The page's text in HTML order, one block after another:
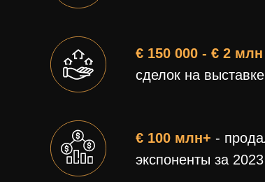
€ 150 000 - € 2 млн
сделок на выставке
€ 100 млн+ -
экспоненты за